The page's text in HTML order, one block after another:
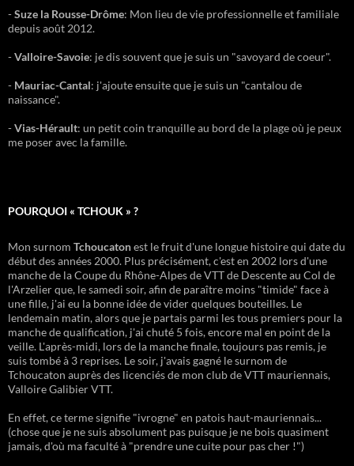
-Suze la Rousse-Drôme: Mon lieu de vie professionnelle et familiale
depuis août 2012.
-Valloire-Savoie: je dis souvent que je suis un "savoyard de coeur".
- Mauriac-Cantal: j'ajoute ensuite que je suis un "cantalou de
naissance".
-Vias-Hérault: un petit coin tranquille au bord de la plage où je peux
me poser avec la famille.
POURQUOI « TCHOUK » ?
Mon surnom Tchoucatonest le fruit d'une longue histoire qui date du
début des années 2000. Plus précisément, c'est en 2002 lors d'une
manche de la Coupe du Rhône-Alpes de VTT de Descente au Col de
l'Arzelier que, le samedi soir, afin de paraître moins "timide" face à
une fille, j'ai eu la bonne idée de vider quelques bouteilles. Le
lendemain matin, alors que je partais parmi les tous premiers pour la
manche de qualification, j'ai chuté 5 fois, encore mal en point de la
veille. L'après-midi, lors de la manche finale, toujours pas remis, je
suis tombé à 3 reprises. Le soir, j'avais gagné le surnom de
Tchoucaton auprès des licenciés de mon club de VTT mauriennais,
Valloire Galibier VTT.
En effet, ce terme signifie "ivrogne" en patois haut-mauriennais...
(chose que je ne suis absolument pas puisque je ne bois quasiment
jamais, d'où ma faculté à "prendre une cuite pour pas cher !")